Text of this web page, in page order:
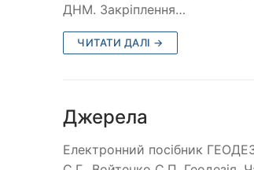
ДНМ. Закріплення…
ЧИТАТИ ДАЛІ →
Джерела
Електронний посібник